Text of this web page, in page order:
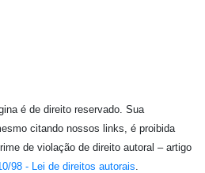
é de direito reservado. Sua
citando nossos links, é proibida
de violação de direito autoral – artigo
98 - Lei de direitos autorais.